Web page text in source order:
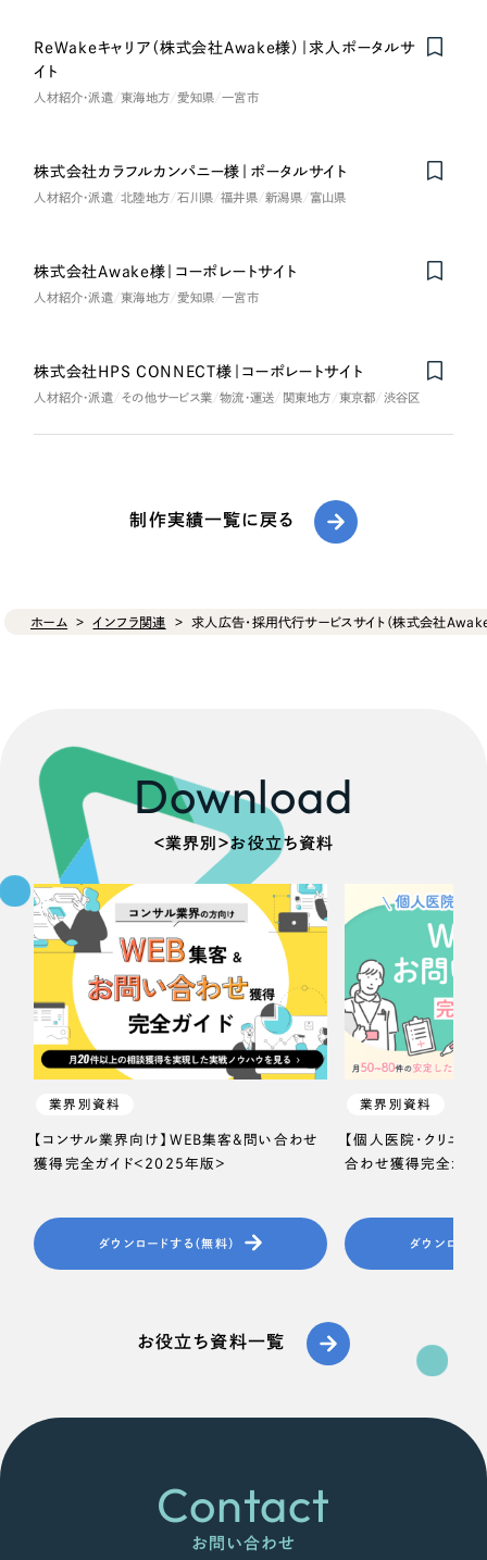
ReWakeキャリア（株式会社Awake様）｜求人ポータルサ
イト
人材紹介・派遣 東海地方 愛知県 一宮市
株式会社カラフルカンパニー様｜ポータルサイト
人材紹介・派遣 北陸地方 石川県 福井県 新潟県 富山県
株式会社Awake様｜コーポレートサイト
人材紹介・派遣 東海地方 愛知県 一宮市
株式会社HPS CONNECT様｜コーポレートサイト
人材紹介・派遣 その他サービス業 物流・運送 関東地方 東京都 渋谷区
制作実績一覧に戻る
ホーム インフラ関連 求人広告・採用代行サービスサイト（株式会社Awake
Download
＜業界別＞お役立ち資料
業界別資料
【コンサル業界向け】WEB集客＆問い合わせ
獲得完全ガイド＜2025年版＞
ダウンロードする（無料）
業界別資料
【個人医院・クリニッ
合わせ獲得完全ガイ
ダウンロード
お役立ち資料一覧
Contact
お問い合わせ